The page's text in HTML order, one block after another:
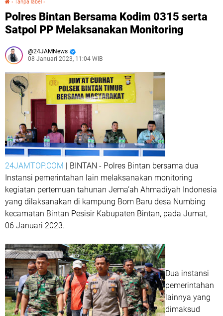
› Tanpa label ›
Polres Bintan Bersama Kodim 0315 serta
Satpol PP Melaksanakan Monitoring
24JAMNews
08 Januari 2023, 11:04 WIB
24JAMTOP.COM | BINTAN - Polres Bintan bersama dua
Instansi pemerintahan lain melaksanakan monitoring
kegiatan pertemuan tahunan Jema’ah Ahmadiyah Indonesia
yang dilaksanakan di kampung Bom Baru desa Numbing
kecamatan Bintan Pesisir Kabupaten Bintan, pada Jumat,
06 Januari 2023.
Dua instansi
pemerintahan
lainnya yang
dimaksud